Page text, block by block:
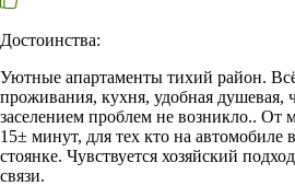
Достоинства:
Уютные апартаменты тихий район.
проживания, кухня, удобная душевая,
заселением проблем не возникло.. От
15± минут, для тех кто на
стоянке. Чувствуется хозяйский
связи.